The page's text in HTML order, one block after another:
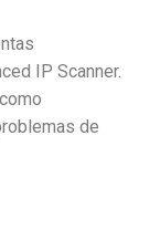
IP Scanner.
de